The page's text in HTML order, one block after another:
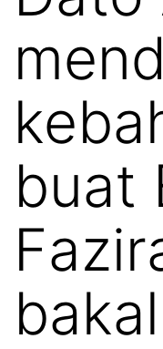
buat